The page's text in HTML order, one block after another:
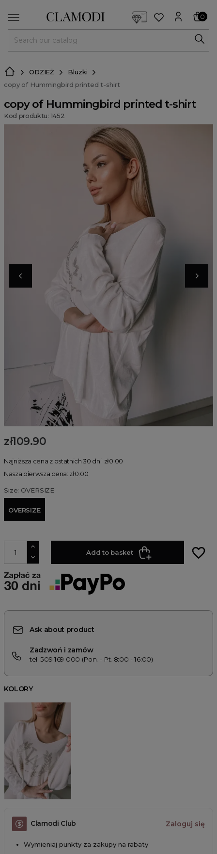
0
ODZIEŻ
Bluzki
copy of Hummingbird printed t-shirt
copy of Hummingbird printed t-shirt
Kod produktu: 1452
zł109.90
Najniższa cena z ostatnich 30 dni: zł0.00
Nasza pierwsza cena: zł0.00
Size: OVERSIZE
OVERSIZE
Add to basket favorite_border
Ask about product
Zadzwoń i zamów
tel. 509 169 000 (Pon. - Pt. 8:00 - 16:00)
KOLORY
Clamodi Club Zaloguj się
Wymieniaj punkty za zakupy na rabaty